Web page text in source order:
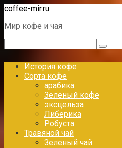
Перейти
контенту
coffee-mir.ru
Мир кофе и чая
История кофе
Сорта кофе
арабика
Зеленый кофе
эксцельза
Либерика
Робуста
Травяной чай
Зеленый чай